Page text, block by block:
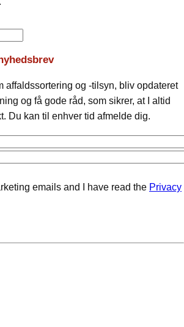
affaldssortering og -tilsyn, bliv opdateret
og få gode råd, som sikrer, at I altid
Du kan til enhver tid afmelde dig.
emails and I have read the Privacy